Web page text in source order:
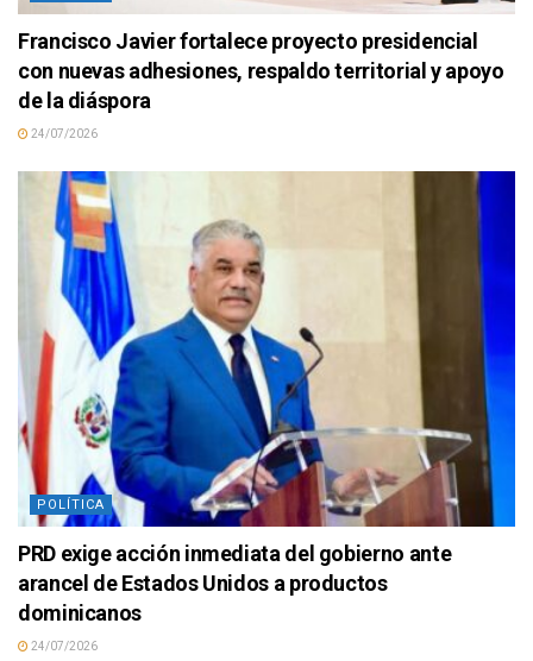
Francisco Javier fortalece proyecto presidencial
con nuevas adhesiones, respaldo territorial y apoyo
de la diáspora
24/07/2026
POLÍTICA
PRD exige acción inmediata del gobierno ante
arancel de Estados Unidos a productos
dominicanos
24/07/2026